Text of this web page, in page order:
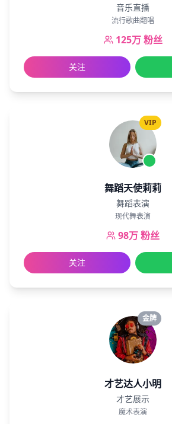
音乐直播
流行歌曲翻唱
125万粉丝
关注
VIP
舞蹈天使莉莉
舞蹈表演
现代舞表演
98万粉丝
关注
金牌
才艺达人小明
才艺展示
魔术表演